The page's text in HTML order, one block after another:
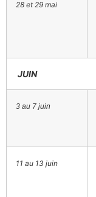
28 et 29 mai
JUIN
3 au 7 juin
11 au 13 juin